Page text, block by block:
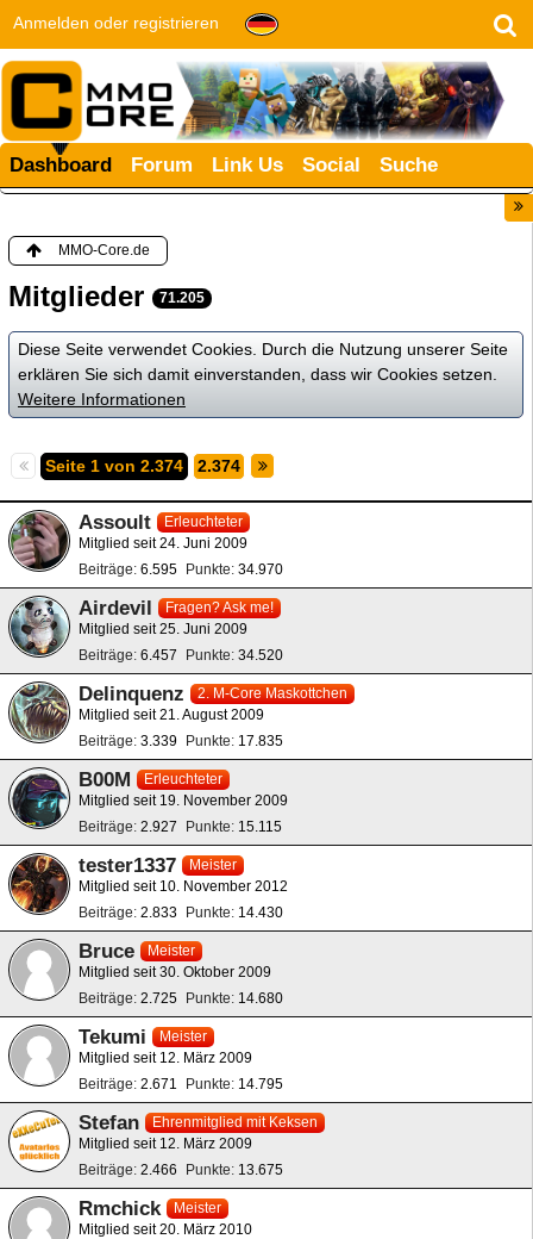
Anmelden oder registrieren
Dashboard Forum Link Us Social Suche
MMO-Core.de
Mitglieder 71.205
Diese Seite verwendet Cookies. Durch die Nutzung unserer Seite
erklären Sie sich damit einverstanden, dass wir Cookies setzen.
Weitere Informationen
Seite 1 von 2.374 2.374
Assoult
Erleuchteter
Mitglied seit 24. Juni 2009
Beiträge 6.595 Punkte 34.970
Airdevil
Fragen? Ask me!
Mitglied seit 25. Juni 2009
Beiträge 6.457 Punkte 34.520
Delinquenz
2. M-Core Maskottchen
Mitglied seit 21. August 2009
Beiträge 3.339 Punkte 17.835
B00M
Erleuchteter
Mitglied seit 19. November 2009
Beiträge 2.927 Punkte 15.115
tester1337
Meister
Mitglied seit 10. November 2012
Beiträge 2.833 Punkte 14.430
Bruce
Meister
Mitglied seit 30. Oktober 2009
Beiträge 2.725 Punkte 14.680
Tekumi
Meister
Mitglied seit 12. März 2009
Beiträge 2.671 Punkte 14.795
Stefan
Ehrenmitglied mit Keksen
Mitglied seit 12. März 2009
Beiträge 2.466 Punkte 13.675
Rmchick
Meister
Mitglied seit 20. März 2010